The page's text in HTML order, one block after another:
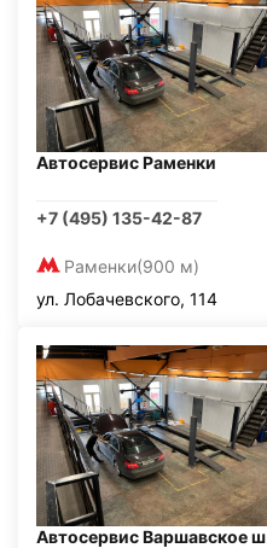
Автосервис Раменки
+7 (495) 135-42-87
Раменки(900 м)
ул. Лобачевского, 114
Автосервис Варшавское ш